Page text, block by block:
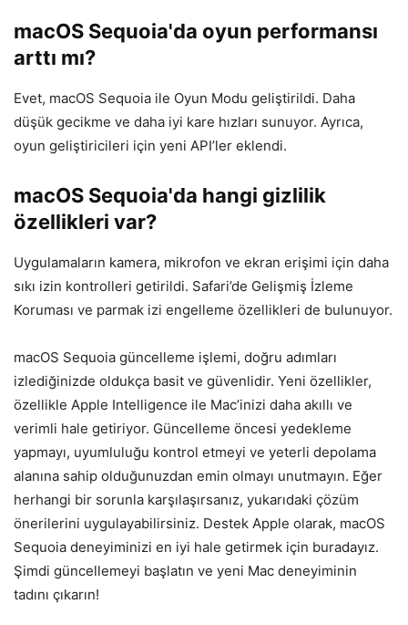
macOS Sequoia'da oyun performansı
arttı mı?
Evet, macOS Sequoia ile Oyun Modu geliştirildi. Daha
düşük gecikme ve daha iyi kare hızları sunuyor. Ayrıca,
oyun geliştiricileri için yeni API’ler eklendi.
macOS Sequoia'da hangi gizlilik
özellikleri var?
Uygulamaların kamera, mikrofon ve ekran erişimi için daha
sıkı izin kontrolleri getirildi. Safari’de Gelişmiş İzleme
Koruması ve parmak izi engelleme özellikleri de bulunuyor.
macOS Sequoia güncelleme işlemi, doğru adımları
izlediğinizde oldukça basit ve güvenlidir. Yeni özellikler,
özellikle Apple Intelligence ile Mac’inizi daha akıllı ve
verimli hale getiriyor. Güncelleme öncesi yedekleme
yapmayı, uyumluluğu kontrol etmeyi ve yeterli depolama
alanına sahip olduğunuzdan emin olmayı unutmayın. Eğer
herhangi bir sorunla karşılaşırsanız, yukarıdaki çözüm
önerilerini uygulayabilirsiniz. Destek Apple olarak, macOS
Sequoia deneyiminizi en iyi hale getirmek için buradayız.
Şimdi güncellemeyi başlatın ve yeni Mac deneyiminin
tadını çıkarın!